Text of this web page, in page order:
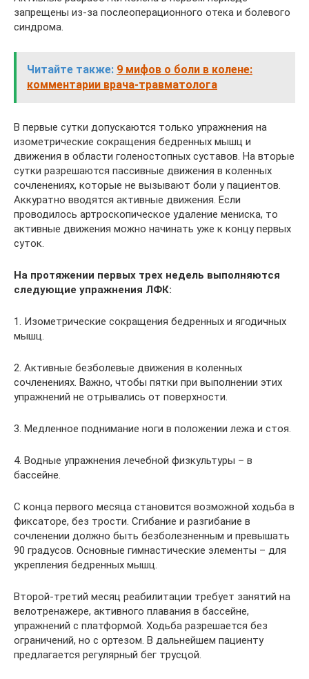
запрещены из-за послеоперационного отека и болевого
синдрома.
Читайте также: 9 мифов о боли в колене:
комментарии врача-травматолога
В первые сутки допускаются только упражнения на
изометрические сокращения бедренных мышц и
движения в области голеностопных суставов. На вторые
сутки разрешаются пассивные движения в коленных
сочленениях, которые не вызывают боли у пациентов.
Аккуратно вводятся активные движения. Если
проводилось артроскопическое удаление мениска, то
активные движения можно начинать уже к концу первых
суток.
На протяжении первых трех недель выполняются
следующие упражнения ЛФК:
1. Изометрические сокращения бедренных и ягодичных
мышц.
2. Активные безболевые движения в коленных
сочленениях. Важно, чтобы пятки при выполнении этих
упражнений не отрывались от поверхности.
3. Медленное поднимание ноги в положении лежа и стоя.
4. Водные упражнения лечебной физкультуры – в
бассейне.
С конца первого месяца становится возможной ходьба в
фиксаторе, без трости. Сгибание и разгибание в
сочленении должно быть безболезненным и превышать
90 градусов. Основные гимнастические элементы – для
укрепления бедренных мышц.
Второй-третий месяц реабилитации требует занятий на
велотренажере, активного плавания в бассейне,
упражнений с платформой. Ходьба разрешается без
ограничений, но с ортезом. В дальнейшем пациенту
предлагается регулярный бег трусцой.